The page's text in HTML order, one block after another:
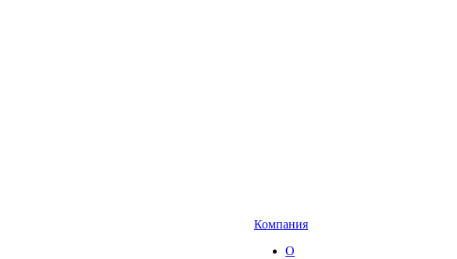
Компания
О